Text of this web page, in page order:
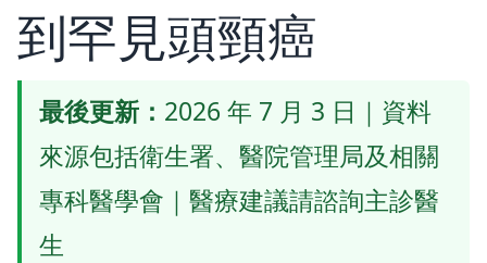
到罕見頭頸癌
最後更新： 2026 年 7 月 3 日｜資料
來源包括衛生署、醫院管理局及相關
專科醫學會｜醫療建議請諮詢主診醫
生